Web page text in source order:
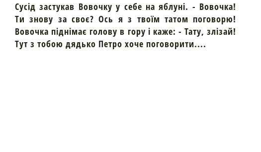
Сусід застукав Вовочку у себе на яблуні. - Вовочка!
Ти знову за своє? Ось я з твоїм татом поговорю!
Вовочка піднімає голову в гору і каже: - Тату, злізай!
Тут з тобою дядько Петро хоче поговорити....